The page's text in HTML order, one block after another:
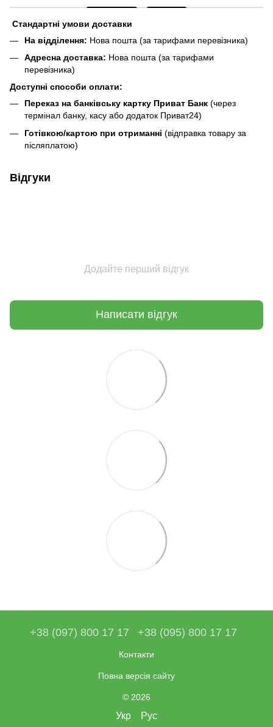
Стандартні умови доставки
На відділення: Нова пошта (за тарифами перевізника)
Адресна доставка: Нова пошта (за тарифами
перевізника)
Доступні способи оплати:
Переказ на банківську картку Приват Банк (через
термінал банку, касу або додаток Приват24)
Готівкою/картою при отриманні (відправка товару за
післяплатою)
Відгуки
Додайте перший відгук
Написати відгук
+38 (097) 800 17 17 +38 (095) 800 17 17
Контакти
Повна версія сайту
© 2026
Укр Рус